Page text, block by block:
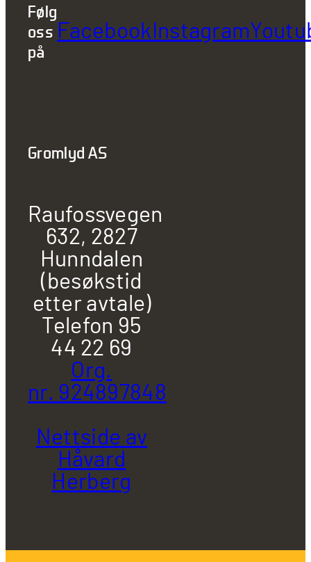
Følg
oss
på
Facebook Instagram
Gromlyd AS
Raufossvegen
632, 2827
Hunndalen
(besøkstid
etter avtale)
Telefon 95
44 22 69
Org.
nr. 924897848
Nettside av
Håvard
Herberg